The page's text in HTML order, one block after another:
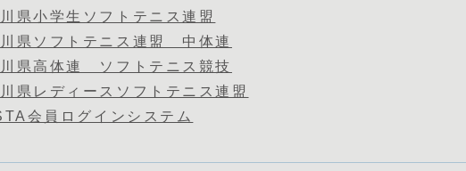
県小学生ソフトテニス連盟
県ソフトテニス連盟 中体連
県高体連 ソフトテニス競技
県レディースソフトテニス連盟
会員ログインシステム